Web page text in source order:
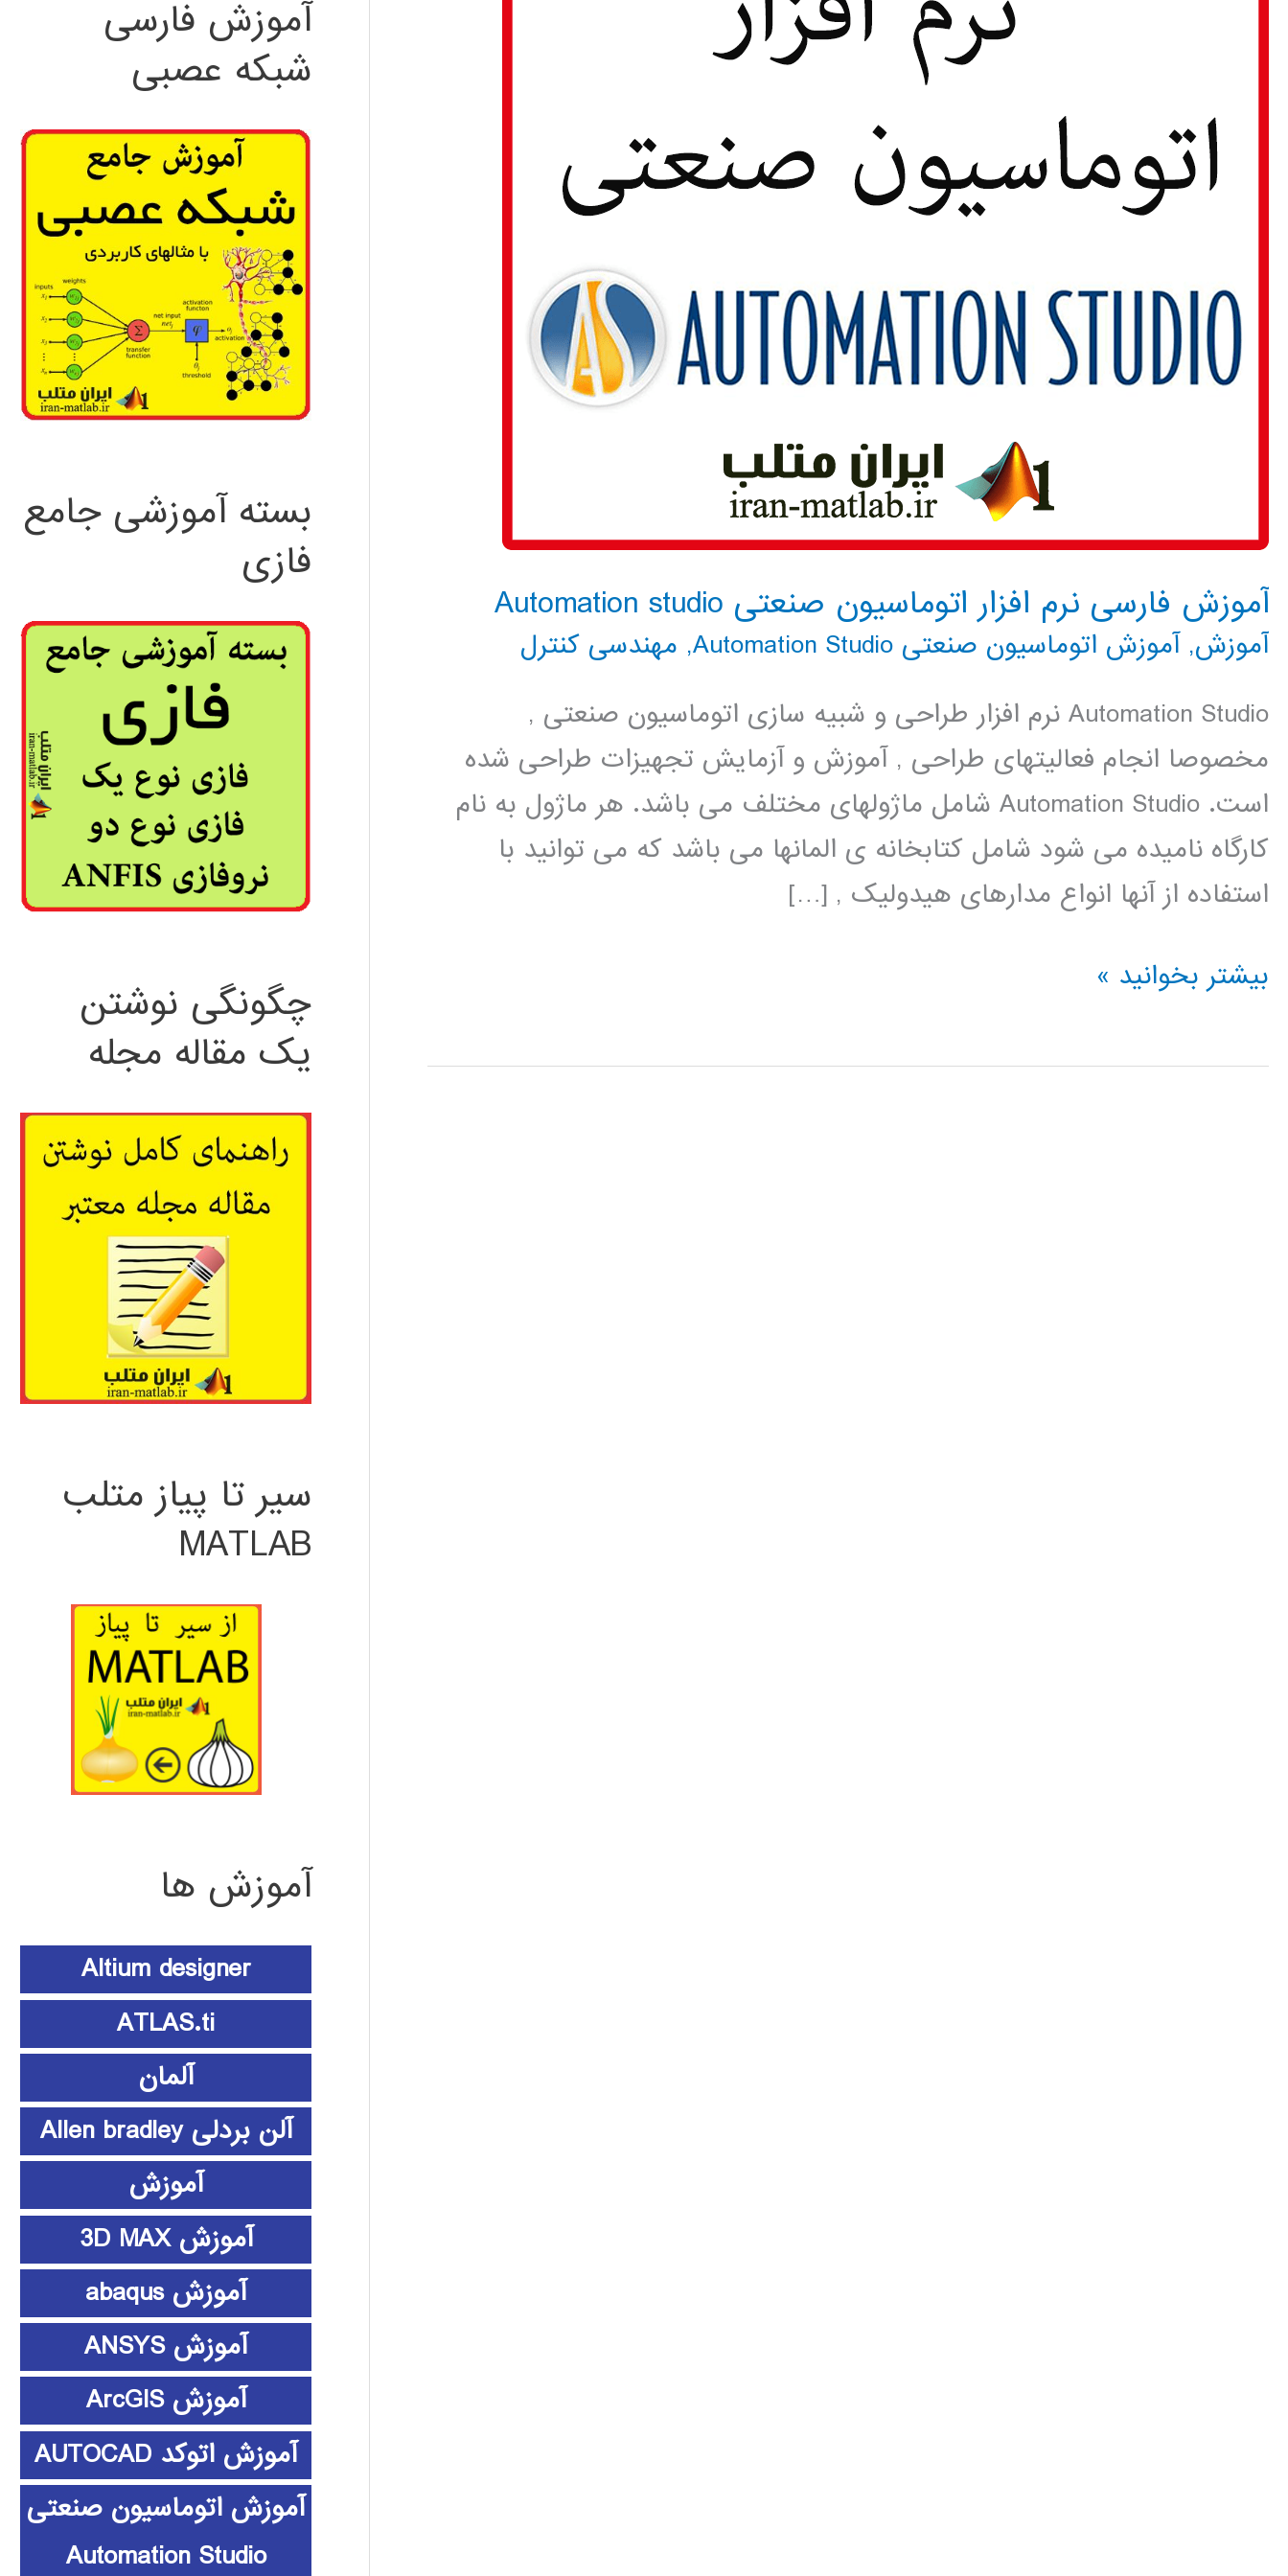
آموزش فارسی نرم افزار اتوماسیون صنعتی Automation studio
آموزش,آموزش اتوماسیون صنعتی Automation Studio , مهندسی کنترل
Automation Studio نرم افزار طراحی و شبیه سازی اتوماسیون صنعتی ,
مخصوصا انجام فعالیتهای طراحی , آموزش و آزمایش تجهیزات طراحی شده
است. Automation Studio شامل ماژولهای مختلف می باشد. هر ماژول به نام
کارگاه نامیده می شود شامل کتابخانه ی المانها می باشد که می توانید با
استفاده از آنها انواع مدارهای هیدولیک , […]
آموزش
نرم
بیشتر بخوانید »
آموزش فارسی
شبکه عصبی
بسته آموزشی جامع
فازی
چگونگی نوشتن
یک مقاله مجله
سیر تا پیاز متلب
MATLAB
آموزش ها
Altium designer
ATLAS.ti
آلمان
آلن بردلی Allen bradley
آموزش
آموزش 3D MAX
آموزش abaqus
آموزش ANSYS
آموزش ArcGIS
آموزش اتوکد AUTOCAD
آموزش اتوماسیون صنعتی
Automation Studio